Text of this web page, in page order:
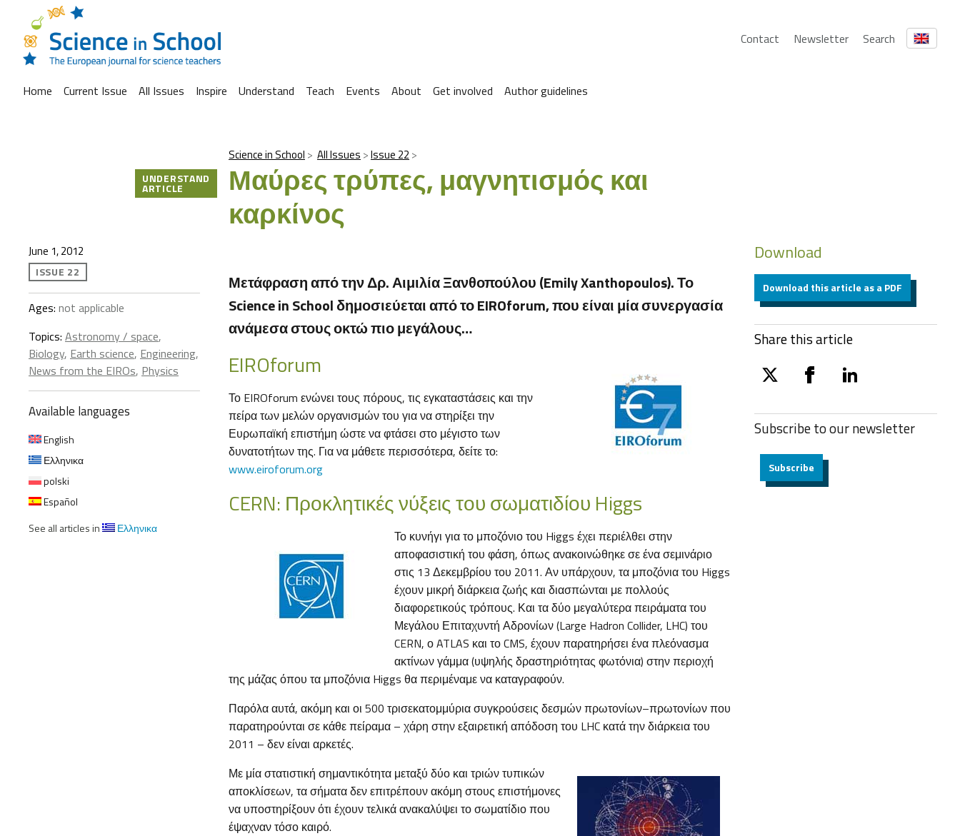
Contact Newsletter Search
Home Current Issue All Issues Inspire Understand Teach Events About Get involved Author guidelines
Science in School All Issues Issue 22
Μαύρες τρύπες, μαγνητισμός και
καρκίνος
UNDERSTAND
ARTICLE
June 1, 2012
ISSUE 22
Ages: not applicable
Topics: Astronomy / space,
Biology, Earth science, Engineering,
News from the EIROs, Physics
Available languages
English
Ελληνικα
polski
Español
See all articles in
Ελληνικα
Μετάφραση από την Δρ. Αιμιλία Ξανθοπούλου (Emily Xanthopoulos). Το
Science in School δημοσιεύεται από το EIROforum, που είναι μία συνεργασία
ανάμεσα στους οκτώ πιο μεγάλους…
EIROforum
Το EIROforum ενώνει τους πόρους, τις εγκαταστάσεις και την
πείρα των μελών οργανισμών του για να στηρίξει την
Ευρωπαϊκή επιστήμη ώστε να φτάσει στο μέγιστο των
δυνατοτήτων της. Για να μάθετε περισσότερα, δείτε το:
www.eiroforum.org
CERN: Προκλητικές νύξεις του σωματιδίου Higgs
Το κυνήγι για το μποζόνιο του Higgs έχει περιέλθει στην
αποφασιστική του φάση, όπως ανακοινώθηκε σε ένα σεμινάριο
στις 13 Δεκεμβρίου του 2011. Αν υπάρχουν, τα μποζόνια του Higgs
έχουν μικρή διάρκεια ζωής και διασπώνται με πολλούς
διαφορετικούς τρόπους. Και τα δύο μεγαλύτερα πειράματα του
Μεγάλου Επιταχυντή Αδρονίων (Large Hadron Collider, LHC) του
CERN, ο ATLAS και το CMS, έχουν παρατηρήσει ένα πλεόνασμα
ακτίνων γάμμα (υψηλής δραστηριότητας φωτόνια) στην περιοχή
της μάζας όπου τα μποζόνια Higgs θα περιμέναμε να καταγραφούν.
Παρόλα αυτά, ακόμη και οι 500 τρισεκατομμύρια συγκρούσεις δεσμών πρωτονίων–πρωτονίων που
παρατηρούνται σε κάθε πείραμα – χάρη στην εξαιρετική απόδοση του LHC κατά την διάρκεια του
2011 – δεν είναι αρκετές.
Με μία στατιστική σημαντικότητα μεταξύ δύο και τριών τυπικών
αποκλίσεων, τα σήματα δεν επιτρέπουν ακόμη στους επιστήμονες
να υποστηρίξουν ότι έχουν τελικά ανακαλύψει το σωματίδιο που
έψαχναν τόσο καιρό.
Download
Download this article as a PDF
Share this article
twitter facebooklinkedin
Subscribe to ournewsletter
Subscribe